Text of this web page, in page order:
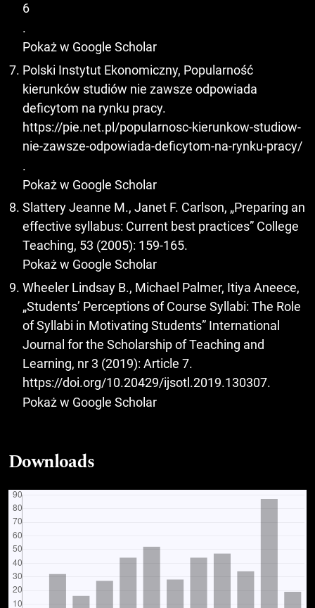
6
.
Pokaż w Google Scholar
Polski Instytut Ekonomiczny, Popularność
kierunków studiów nie zawsze odpowiada
deficytom na rynku pracy.
https://pie.net.pl/popularnosc-kierunkow-studiow-
nie-zawsze-odpowiada-deficytom-na-rynku-pracy/
.
Pokaż w Google Scholar
Slattery Jeanne M., Janet F. Carlson, „Preparing an
effective syllabus: Current best practices” College
Teaching, 53 (2005): 159-165.
Pokaż w Google Scholar
Wheeler Lindsay B., Michael Palmer, Itiya Aneece,
„Students’ Perceptions of Course Syllabi: The Role
of Syllabi in Motivating Students” International
Journal for the Scholarship of Teaching and
Learning, nr 3 (2019): Article 7.
https://doi.org/10.20429/ijsotl.2019.130307.
Pokaż w Google Scholar
Downloads